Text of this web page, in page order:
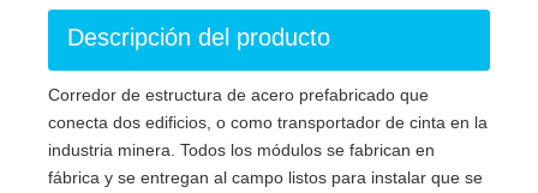
Descripción del producto
Corredor de estructura de acero prefabricado que
conecta dos edificios, o como transportador de cinta en la
industria minera. Todos los módulos se fabrican en
fábrica y se entregan al campo listos para instalar que se